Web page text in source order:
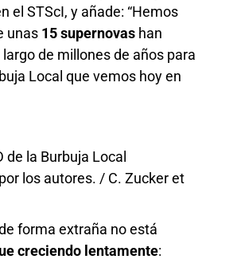
el STScI, y añade: “Hemos
unas 15 supernovas han
de millones de años para
Local que vemos hoy en
de la Burbuja Local
los autores. / C. Zucker et
forma extraña no está
creciendo lentamente: